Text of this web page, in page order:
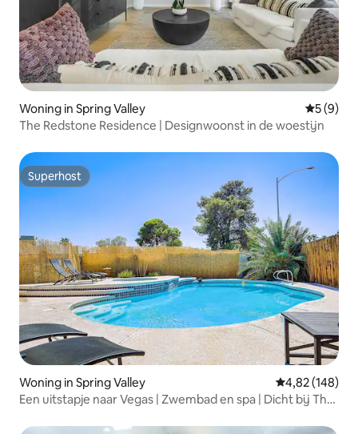
Woning in Spring Valley
5 (9)
The Redstone Residence | Designwoonst in de woestijn
Superhost
Superhost
Woning in Spring Valley Gemiddelde
4,82 (148)
Een uitstapje naar Vegas | Zwembad en spa | Dicht bij The